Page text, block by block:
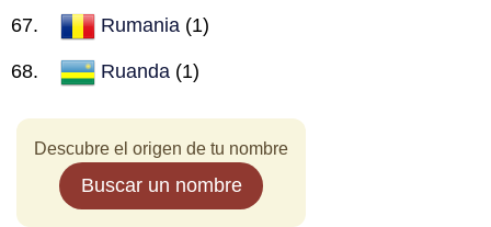
Rumania (1)
Ruanda (1)
Descubre el origen de tu nombre
Buscar un nombre